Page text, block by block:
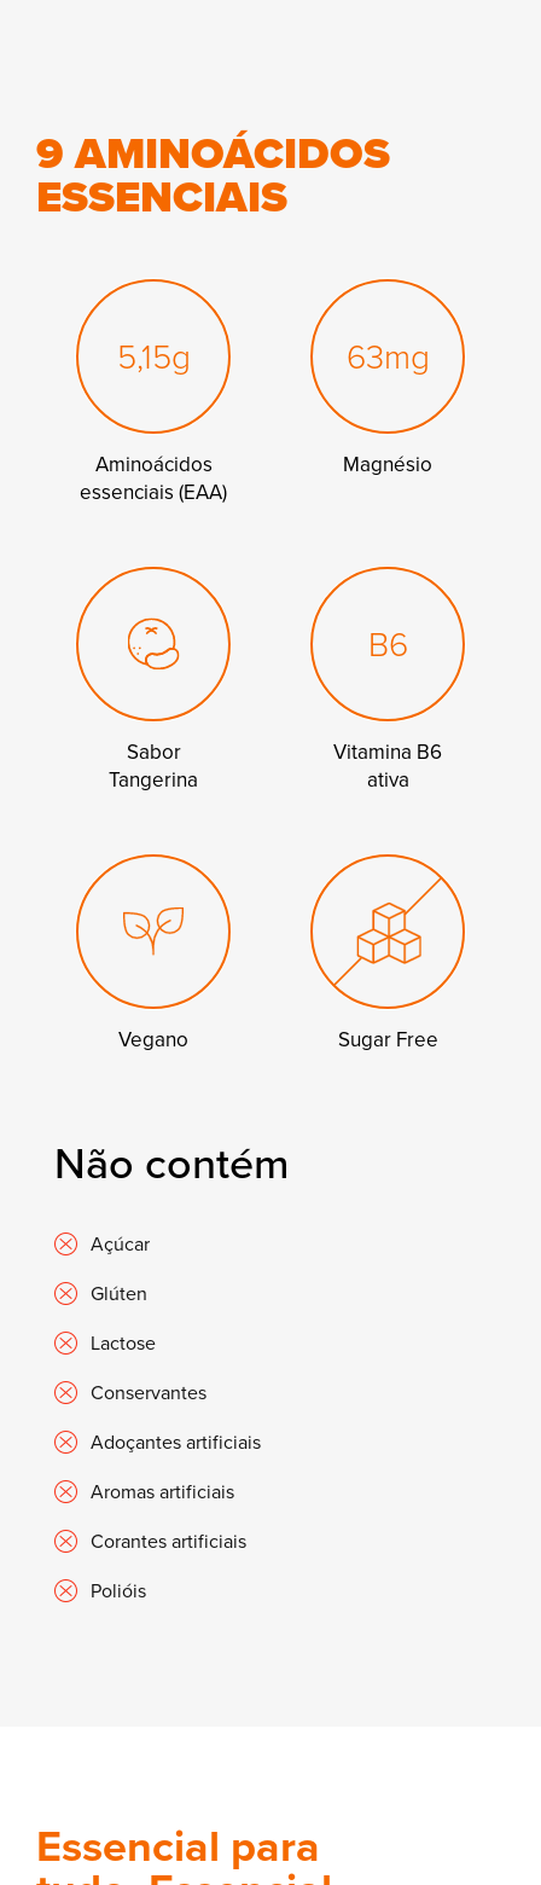
9 AMINOÁCIDOS
ESSENCIAIS
5,15g
Aminoácidos
essenciais (EAA)
63mg
Magnésio
Sabor
Tangerina
B6
Vitamina B6
ativa
Vegano Sugar Free
Não contém
Açúcar
Glúten
Lactose
Conservantes
Adoçantes artificiais
Aromas artificiais
Corantes artificiais
Polióis
Essencial para